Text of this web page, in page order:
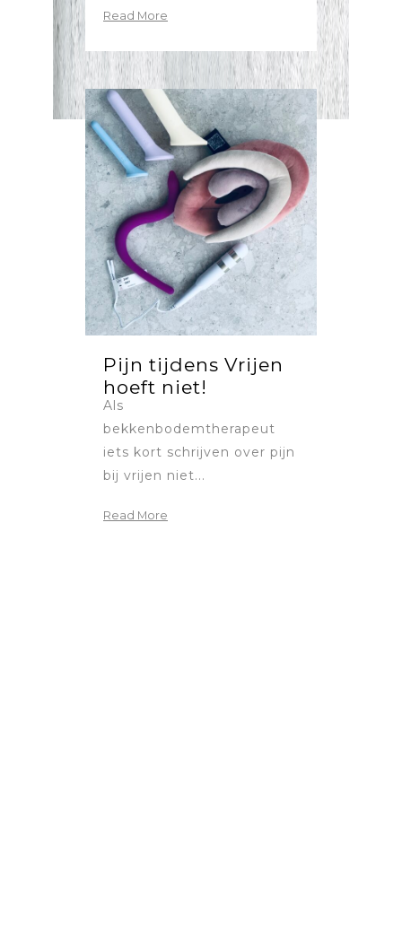
Read More
Pijn tijdens Vrijen
hoeft niet!
Als
bekkenbodemtherapeut
iets kort schrijven over pijn
bij vrijen niet...
Read More